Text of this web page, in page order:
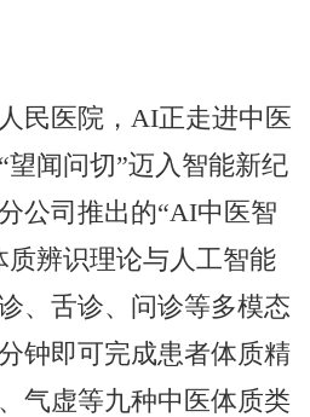
医院，AI正走进中医
闻问切”迈入智能新纪
公司推出的“AI中医智
质辨识理论与人工智能
、舌诊、问诊等多模态
钟即可完成患者体质精
气虚等九种中医体质类